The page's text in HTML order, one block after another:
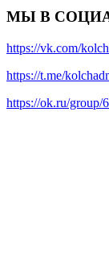
МЫ В
https://vk.com/
https://t.me/
https://ok.ru/group/